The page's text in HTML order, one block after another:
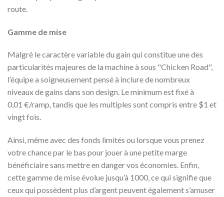
route.
Gamme de mise
Malgré le caractère variable du gain qui constitue une des
particularités majeures de la machine à sous "Chicken Road",
l’équipe a soigneusement pensé à inclure de nombreux
niveaux de gains dans son design. Le minimum est fixé à
0,01 €/ramp, tandis que les multiples sont compris entre $1 et
vingt fois.
Ainsi, même avec des fonds limités ou lorsque vous prenez
votre chance par le bas pour jouer à une petite marge
bénéficiaire sans mettre en danger vos économies. Enfin,
cette gamme de mise évolue jusqu’à 1000, ce qui signifie que
ceux qui possèdent plus d’argent peuvent également s’amuser